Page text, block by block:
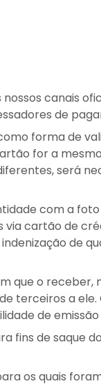
canais
de
forma de
for a
será
com a
via cartão de
de
que o receber,
terceiros a ele.
de emissão
fins de saque
os quais